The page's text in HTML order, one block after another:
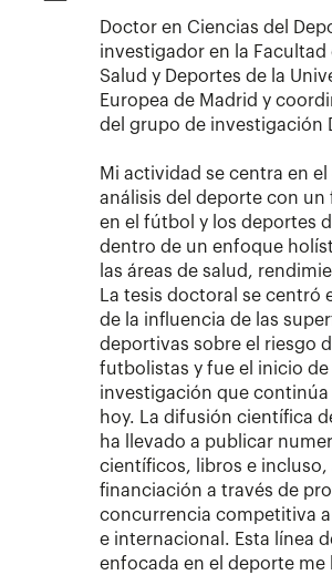
Doctor en Ciencias del
investigador en la Facultad
Salud y Deportes de la
Europea de Madrid y
del grupo de investigación
Mi actividad se centra en
análisis del deporte con un
en el fútbol y los deportes
dentro de un enfoque
las áreas de salud,
La tesis doctoral se centró
de la influencia de las
deportivas sobre el riesgo
futbolistas y fue el inicio de
investigación que continúa
hoy. La difusión científica
ha llevado a publicar
científicos, libros e incluso,
financiación a través de
concurrencia competitiva a
e internacional. Esta línea
enfocada en el deporte me